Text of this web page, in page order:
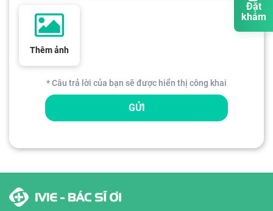
Đặt
khám
Thêm ảnh
* Câu trả lời của bạn sẽ được hiển thị công khai
GỬI